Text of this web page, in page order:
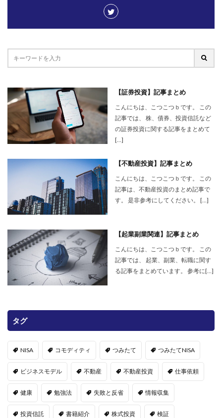
【証券投資】記事まとめ
こんにちは、こつこつｂです。 この
記事では、 株、債券、投資信託など
の証券投資に関する記事をまとめて
[…]
【不動産投資】記事まとめ
こんにちは、こつこつｂです。 この
記事は、不動産投資のまとめ記事で
す。 是非参考にしてください。 […]
【起業副業関連】記事まとめ
こんにちは、こつこつｂです。 この
記事では、 起業、副業、転職に関す
る記事をまとめています。 参考に[…]
タグ
NISA コモディティ つみたて つみたてNISA
ビジネスモデル 不動産 不動産投資 仕事依頼
健康 勉強法 失敗と反省 情報収集
投資信託 書籍紹介 株式投資 検証